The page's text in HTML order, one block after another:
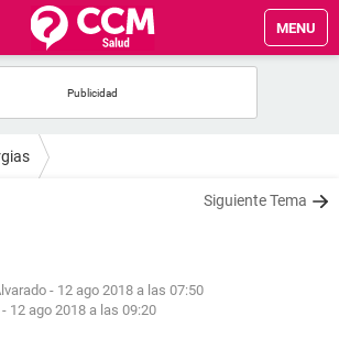
MENU
Siguiente Tema
- 12 ago 2018 a las 07:50
12 ago 2018 a las 09:20